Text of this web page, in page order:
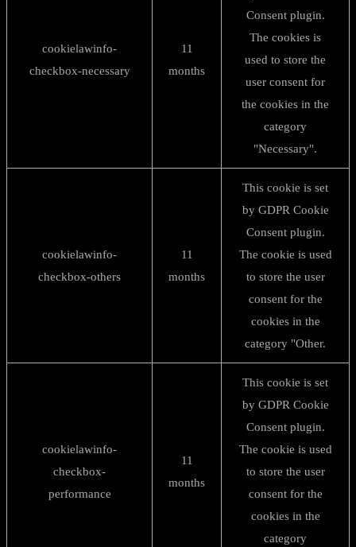
cookielawinfo-
checkbox-necessary
11
months
Consent plugin.
The cookies is
used to store the
user consent for
the cookies in the
category
"Necessary".
cookielawinfo-
checkbox-others
11
months
This cookie is set
by GDPR Cookie
Consent plugin.
The cookie is used
to store the user
consent for the
cookies in the
category "Other.
cookielawinfo-
checkbox-
performance
11
months
This cookie is set
by GDPR Cookie
Consent plugin.
The cookie is used
to store the user
consent for the
cookies in the
category